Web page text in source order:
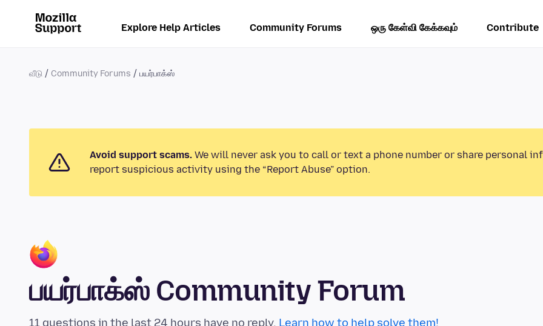
Explore Help Articles Community Forums ஒரு கேள்வி கேக்கவும் Contribute
வீடு Community Forums பயர்பாக்ஸ்
Avoid support scams. We will never ask you to call or text a phone number or share personal
report suspicious activity using the “Report Abuse” option.
பயர்பாக்ஸ் Community Forum
11 questions in the last 24 hours have no reply. Learn how to help solve them!